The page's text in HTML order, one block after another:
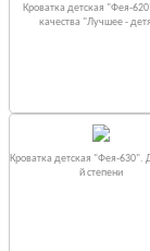
Кроватка детская "Фея-
качества "Лучшее -
Кроватка детская "Фея-630".
й степени